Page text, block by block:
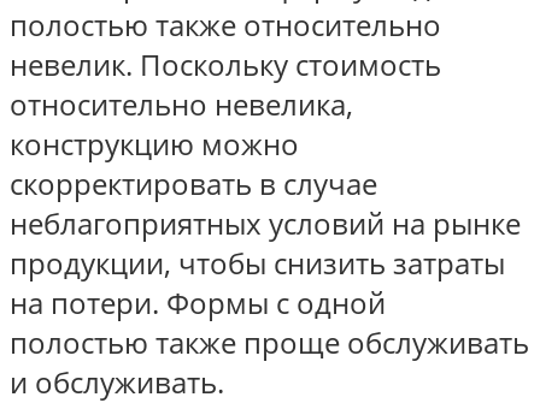
полостью также относительно
невелик. Поскольку стоимость
относительно невелика,
конструкцию можно
скорректировать в случае
неблагоприятных условий на рынке
продукции, чтобы снизить затраты
на потери. Формы с одной
полостью также проще обслуживать
и обслуживать.